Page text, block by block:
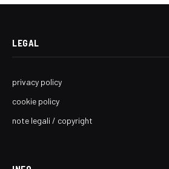
LEGAL
privacy policy
cookie policy
note legali / copyright